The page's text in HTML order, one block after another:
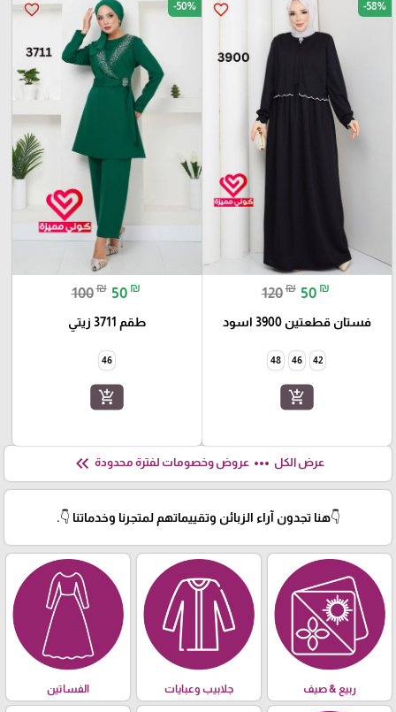
favorite_border -58%
120₪ 50 ₪
فستان قطعتين 3900 اسود
42
46
48
add_shopping_cart
favorite_border -50%
100₪ 50 ₪
طقم 3711 زيتي
46
add_shopping_cart
عرض الكل more_horiz عروض وخصومات لفترة محدودة keyboard_double_arrow_left
👇هنا تجدون آراء الزبائن وتقييماتهم لمتجرنا وخدماتنا 👇.
ربيع & صيف جلابيب وعبايات الفساتين